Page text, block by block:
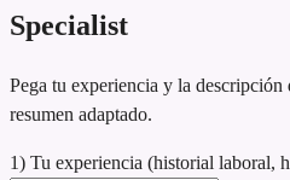
Specialist
Pega tu experiencia y la descripción
resumen adaptado.
1) Tu experiencia (historial laboral,